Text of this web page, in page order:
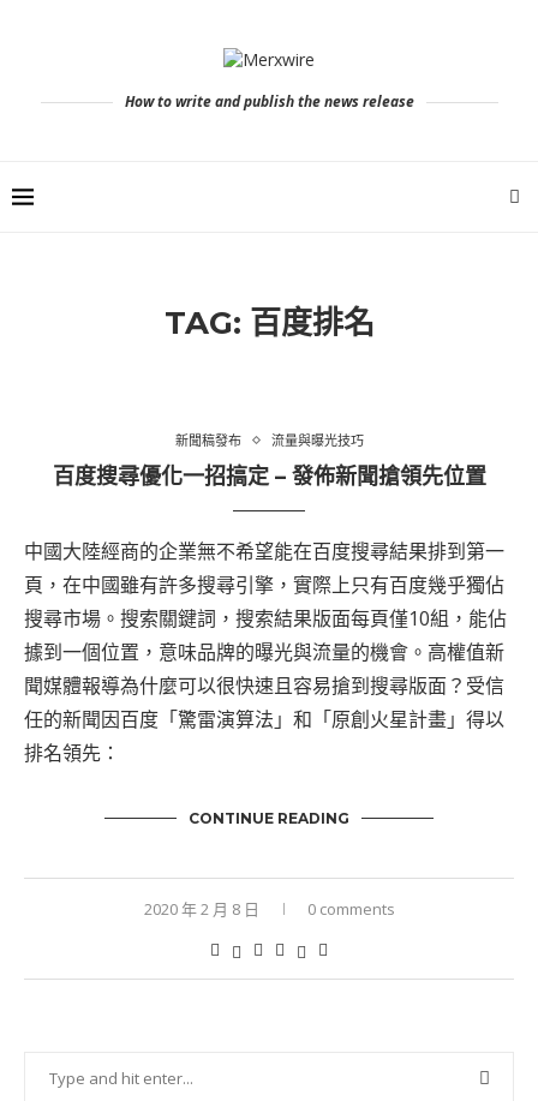
How to write and publish the news release
TAG: 百度排名
新聞稿發布 流量與曝光技巧
百度搜尋優化一招搞定 – 發佈新聞搶領先位置
中國大陸經商的企業無不希望能在百度搜尋結果排到第一
頁，在中國雖有許多搜尋引擎，實際上只有百度幾乎獨佔
搜尋市場。搜索關鍵詞，搜索結果版面每頁僅10組，能佔
據到一個位置，意味品牌的曝光與流量的機會。高權值新
聞媒體報導為什麼可以很快速且容易搶到搜尋版面？受信
任的新聞因百度「驚雷演算法」和「原創火星計畫」得以
排名領先：
CONTINUE READING
2020 年 2 月 8 日 0 comments